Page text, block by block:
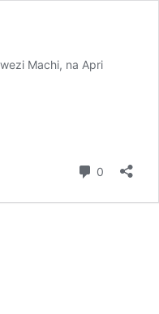
Machi, na Apri
0 Comments